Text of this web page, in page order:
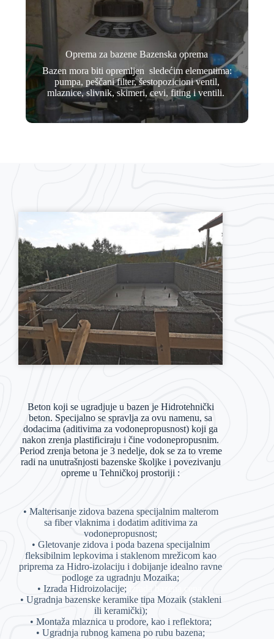
Oprema za bazene Bazenska oprema
Bazen mora biti opremljen sledećim elementima:
pumpa, peščani filter, šestopozicioni ventil,
mlaznice, slivnik, skimeri, cevi, fiting i ventili.
Beton koji se ugradjuje u bazen je Hidrotehnički
beton. Specijalno se spravlja za ovu namenu, sa
dodacima (aditivima za vodonepropusnost) koji ga
nakon zrenja plastificiraju i čine vodonepropusnim.
Period zrenja betona je 3 nedelje, dok se za to vreme
radi na unutrašnjosti bazenske školjke i povezivanju
opreme u Tehničkoj prostoriji :
• Malterisanje zidova bazena specijalnim malterom
sa fiber vlaknima i dodatim aditivima za
vodonepropusnost;
• Gletovanje zidova i poda bazena specijalnim
fleksibilnim lepkovima i staklenom mrežicom kao
priprema za Hidro-izolaciju i dobijanje idealno ravne
podloge za ugradnju Mozaika;
• Izrada Hidroizolacije;
• Ugradnja bazenske keramike tipa Mozaik (stakleni
ili keramički);
• Montaža mlaznica u prodore, kao i reflektora;
• Ugradnja rubnog kamena po rubu bazena;